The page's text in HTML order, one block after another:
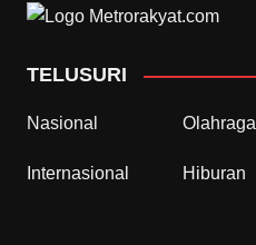
TELUSURI
Nasional Olahraga
Internasional Hiburan